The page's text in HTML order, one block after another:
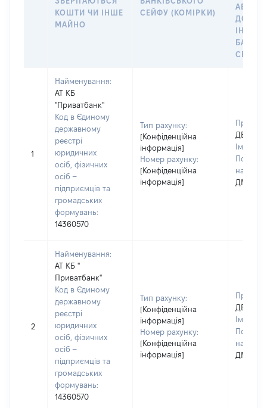
КОШТИ ЧИ ІНШЕ
МАЙНО
СЕЙФУ (КОМІРКИ)
АБО
ДО
СЕЙФУ
1
Найменування:
АТ КБ
"Приватбанк"
Код в Єдиному
державному
реєстрі
юридичних
осіб, фізичних
осіб –
підприємців та
громадських
формувань:
14360570
Тип рахунку:
[Конфіденційна
інформація]
Номер рахунку:
[Конфіденційна
інформація]
ДЕМЧУК
Ім'я:
По
2
Найменування:
АТ КБ "
Приватбанк"
Код в Єдиному
державному
реєстрі
юридичних
осіб, фізичних
осіб –
підприємців та
громадських
формувань:
14360570
Тип рахунку:
[Конфіденційна
інформація]
Номер рахунку:
[Конфіденційна
інформація]
ДЕМЧУК
Ім'я:
По